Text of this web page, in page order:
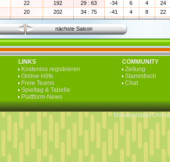
22 192 29 : 63 -34 6 4
24
20 202 34 : 75 -41 4 8 22
nächste Saison
LINKS
Kostenlos registrieren
Online-Hilfe
Freie Teams
Spieltag & Tabelle
Plattform-News
COMMUNITY
Zeitung
Stammtisch
Chat
Managerspiel